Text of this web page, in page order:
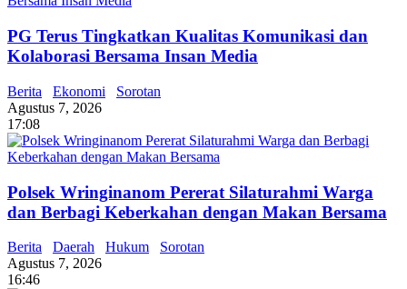
PG Terus Tingkatkan Kualitas Komunikasi dan
Kolaborasi Bersama Insan Media
Berita Ekonomi
Sorotan
Agustus 7, 2026
17:08
Polsek Wringinanom Pererat Silaturahmi Warga
dan Berbagi Keberkahan dengan Makan Bersama
Berita Daerah Hukum
Sorotan
Agustus 7, 2026
16:46